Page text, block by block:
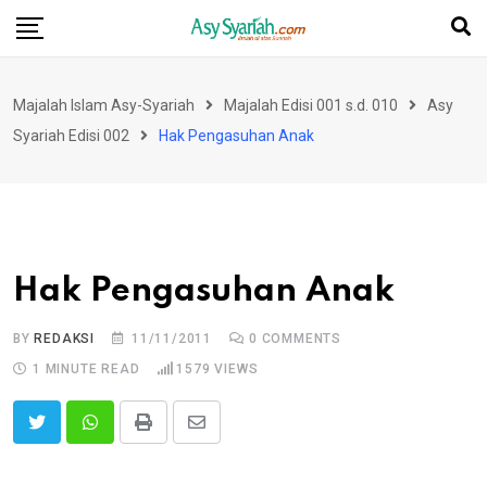
Skip
Majalah Islam Asy-Syariah Majalah Edisi 001 s.d. 010
Asy
Syariah Edisi 002
Hak Pengasuhan Anak
Hak Pengasuhan Anak
BYREDAKSI 11/11/2011 0 COMMENTS
1 MINUTE READ
1579 VIEWS
Print
Share